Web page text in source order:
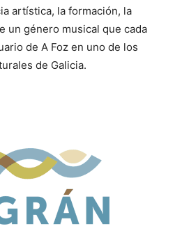
artística, la formación, la
un género musical que cada
de A Foz en uno de los
de Galicia.